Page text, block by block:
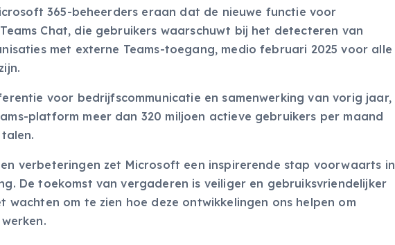
365-beheerders eraan dat de nieuwe functie voor
Chat, die gebruikers waarschuwt bij het detecteren van
met externe Teams-toegang, medio februari 2025 voor alle
voor bedrijfscommunicatie en samenwerking van vorig jaar,
platform meer dan 320 miljoen actieve gebruikers per maand
verbeteringen zet Microsoft een inspirerende stap voorwaarts in
De toekomst van vergaderen is veiliger en gebruiksvriendelijker
wachten om te zien hoe deze ontwikkelingen ons helpen om